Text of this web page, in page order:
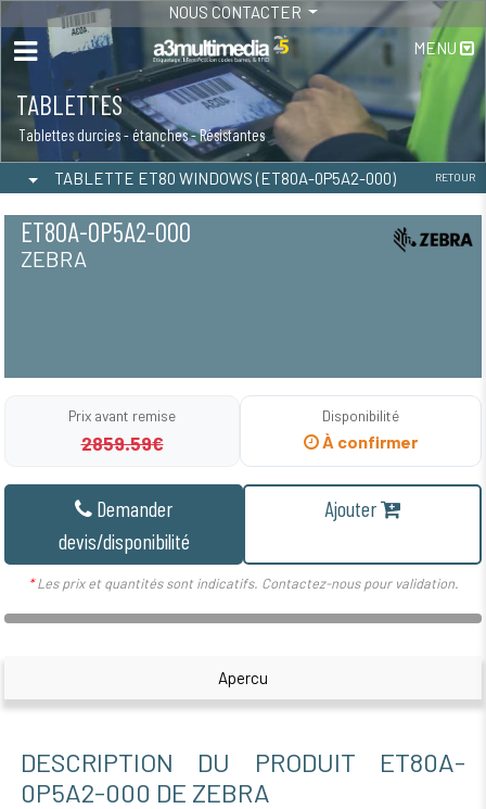
NOUS CONTACTER
MENU
TABLETTES
Tablettes durcies - étanches - Résistantes
TABLETTE ET80 WINDOWS (ET80A-0P5A2-000) RETOUR
ET80A-0P5A2-000
ZEBRA
Prix avant remise
2859.59€
Disponibilité
À confirmer
Demander
devis/disponibilité
Ajouter
*Les prix et quantités sont indicatifs. Contactez-nous pour validation.
Apercu
DESCRIPTION DU PRODUIT ET80A-
0P5A2-000 DE ZEBRA